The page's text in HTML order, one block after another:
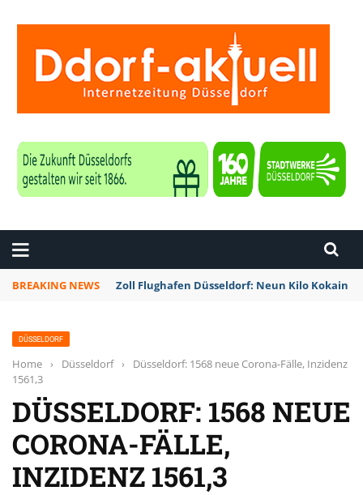
BREAKING NEWS Zoll Flughafen Düsseldorf: Neun Kilo Kokain
DÜSSELDORF
Home › Düsseldorf ›
Düsseldorf: 1568 neue Corona-Fälle, Inzidenz
1561,3
DÜSSELDORF: 1568 NEUE
CORONA-FÄLLE,
INZIDENZ 1561,3